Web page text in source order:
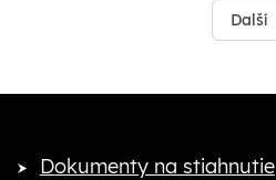
Další
Dokumenty na stiahnutie